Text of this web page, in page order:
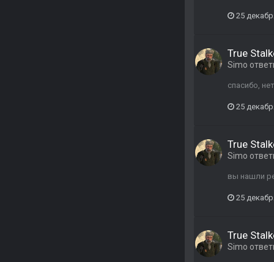
25
True
Simo
спасибо,
25
True
Simo
вы нашли
25
True
Simo